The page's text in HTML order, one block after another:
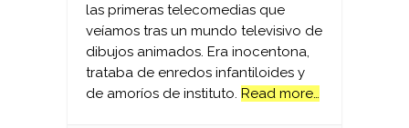
las primeras telecomedias que
veíamos tras un mundo televisivo de
dibujos animados. Era inocentona,
trataba de enredos infantiloides y
de amoríos de instituto. Read more…